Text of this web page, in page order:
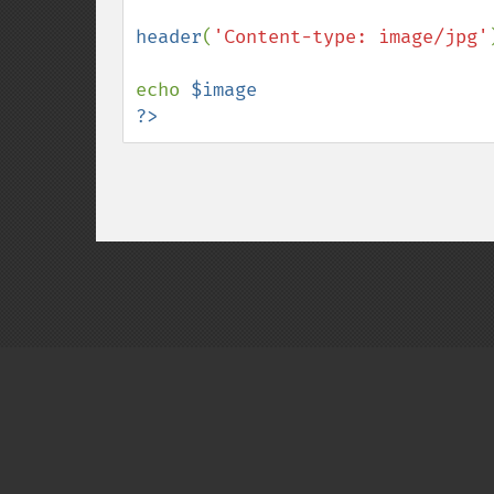
header( 'Content-type: image/jpg'
echo $image
?>